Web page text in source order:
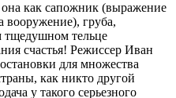
она как сапожник (выражение
вооружение), груба,
тщедушном тельце
счастья! Режиссер Иван
для множества
как никто другой
у такого серьезного